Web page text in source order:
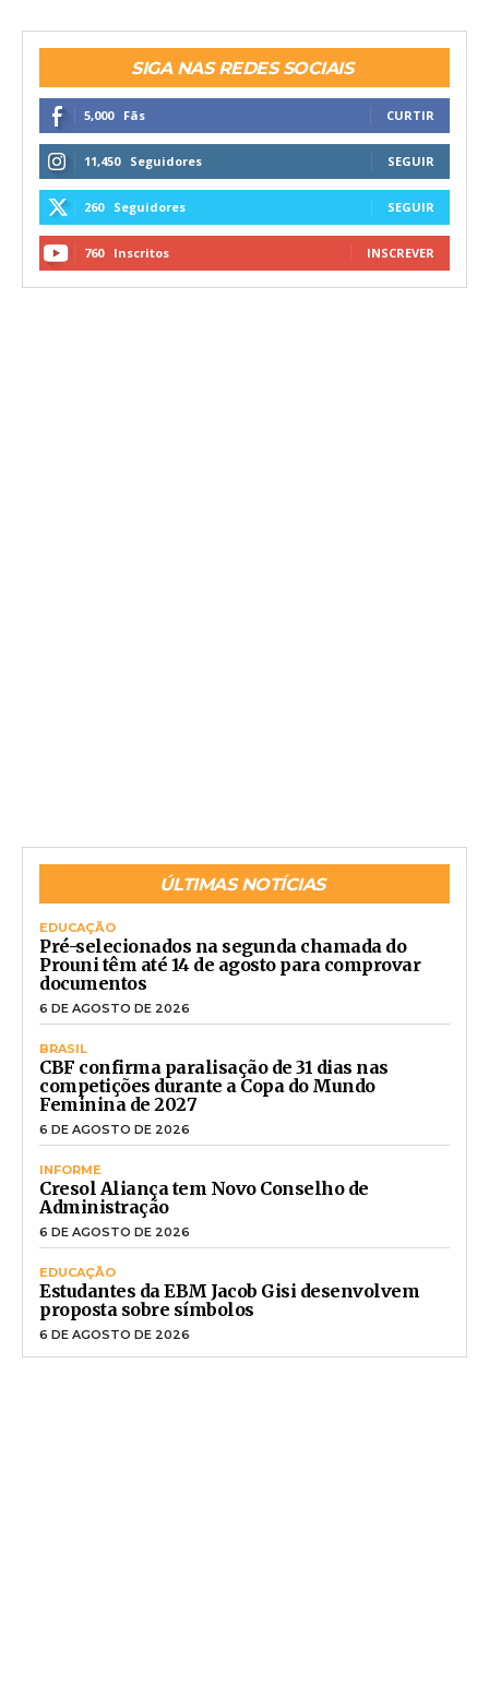
SIGA NAS REDES SOCIAIS
5,000 Fãs CURTIR
11,450 Seguidores SEGUIR
260 Seguidores SEGUIR
760 Inscritos INSCREVER
ÚLTIMAS NOTÍCIAS
EDUCAÇÃO
Pré-selecionados na segunda chamada do
Prouni têm até 14 de agosto para comprovar
documentos
6 DE AGOSTO DE 2026
BRASIL
CBF confirma paralisação de 31 dias nas
competições durante a Copa do Mundo
Feminina de 2027
6 DE AGOSTO DE 2026
INFORME
Cresol Aliança tem Novo Conselho de
Administração
6 DE AGOSTO DE 2026
EDUCAÇÃO
Estudantes da EBM Jacob Gisi desenvolvem
proposta sobre símbolos
6 DE AGOSTO DE 2026